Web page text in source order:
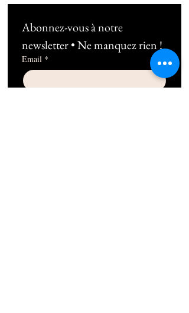
Abonnez-vous à notre
newsletter • Ne manquez rien !
Email *